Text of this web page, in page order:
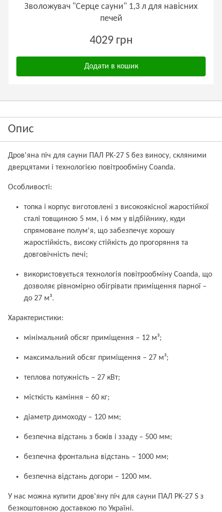
Зволожувач "Серце сауни" 1,3 л для навісних
печей
4029 грн
Додати в кошик
Опис
Дров'яна піч для сауни ПАЛ PK-27 S без виносу, скляними
дверцятами і технологією повітрообміну Coanda.
Особливості:
топка і корпус виготовлені з високоякісної жаростійкої
сталі товщиною 5 мм, і 6 мм у відбійнику, куди
спрямоване полум'я, що забезпечує хорошу
жаростійкість, високу стійкість до прогоряння та
довговічність печі;
використовується технологія повітрообміну Coanda, що
дозволяє рівномірно обігрівати приміщення парної –
до 27 м³.
Характеристики:
мінімальний обсяг приміщення – 12 м³;
максимальний обсяг приміщення – 27 м³;
теплова потужність – 27 кВт;
місткість каміння – 60 кг;
діаметр димоходу – 120 мм;
безпечна відстань з боків і ззаду – 500 мм;
безпечна фронтальна відстань – 1000 мм;
безпечна відстань догори – 1200 мм.
У нас можна купити дров'яну піч для сауни ПАЛ PK-27 S з
безкоштовною доставкою по Україні.